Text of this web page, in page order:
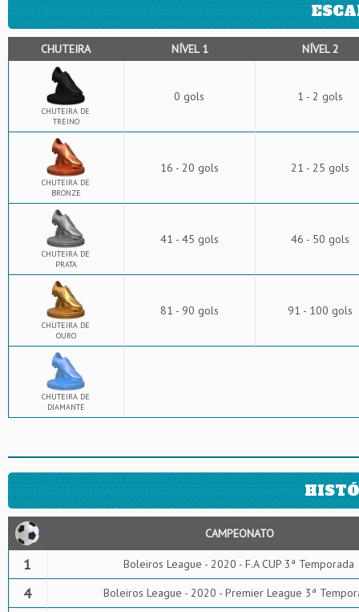
CHUTEIRA NÍVEL 1 NÍVEL 2
CHUTEIRA DE
TREINO
0 gols 1 - 2 gols
CHUTEIRA DE
BRONZE
16 - 20 gols 21 - 25 gols
CHUTEIRA DE
PRATA
41 - 45 gols 46 - 50 gols
CHUTEIRA DE
OURO
81 - 90 gols 91 - 100 gols
CHUTEIRA DE
DIAMANTE
CAMPEONATO
1 Boleiros League - 2020 - F.A CUP 3ª Temporada
4 Boleiros League - 2020 - Premier League 3ª